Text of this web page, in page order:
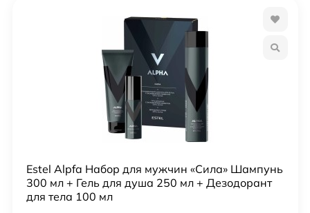
Estel Alpfa Набор для мужчин «Сила» Шампунь
300 мл + Гель для душа 250 мл + Дезодорант
для тела 100 мл